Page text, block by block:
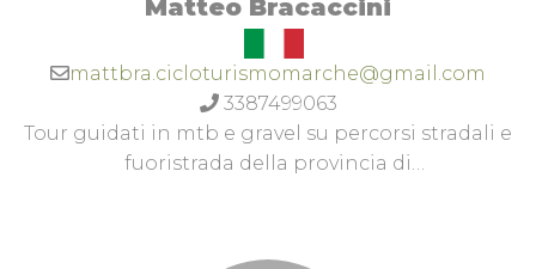
Matteo Bracaccini
mattbra.cicloturismomarche@gmail.com
3387499063
Tour guidati in mtb e gravel su percorsi stradali e
fuoristrada della provincia di